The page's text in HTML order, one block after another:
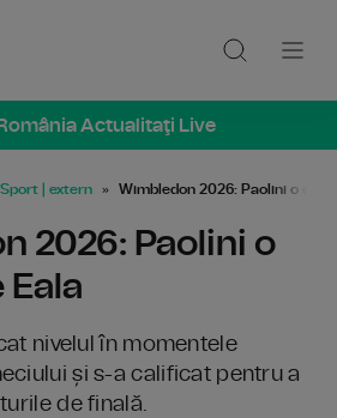
Actualitaţi Live
Sport | extern Wimbledon 2026: Paolini o
2026: Paolini o
Eala
nivelul în momentele
și s-a calificat pentru a
de finală.